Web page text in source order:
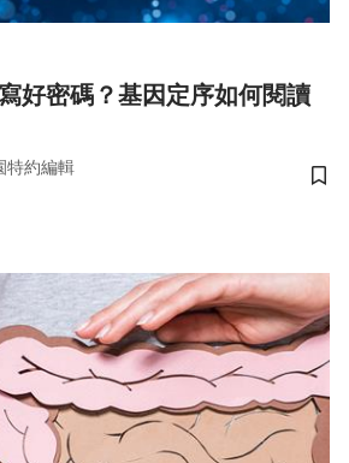
好密碼？基因定序如何閱讀
特約編輯
儲